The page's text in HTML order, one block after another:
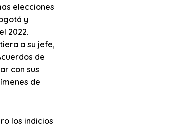
elecciones
y
2022.
a su jefe,
de
con sus
de
los indicios